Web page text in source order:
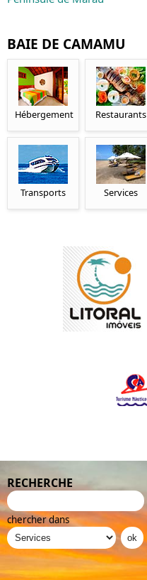
BAIE DE CAMAMU
Hébergement Restaurants
Transports Services
RECHERCHE
chercher dans